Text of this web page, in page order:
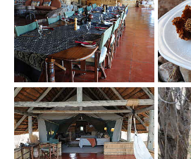
Show larger version Show